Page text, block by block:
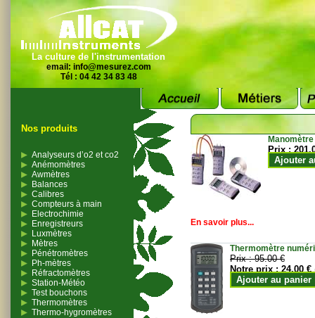
La culture de l'instrumentation
email: info@mesurez.com
Tél : 04 42 34 83 48
Nos produits
Analyseurs d’o2 et co2
Anémomètres
Awmètres
Balances
Calibres
Compteurs à main
Electrochimie
Enregistreurs
Luxmètres
Mètres
Pénétromètres
Ph-mètres
Réfractomètres
Station-Météo
Test bouchons
Thermomètres
Thermo-hygromètres
Prix :
Ajouter
En savoir plus...
Thermomètre
Prix :95.00 €
Notre prix :24.00 €
Ajouter au panier